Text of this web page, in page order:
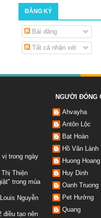
ĐĂNG KÝ
Bài đăng
Tất cả nhận xét
trong ngày
Thị Thiện
trong mùa
Nguyễn
điều tạo nên
NGƯỜI ĐÓNG
Ahvayha
Antôn Lộc
Bạt Hoàn
Hồ Văn Lành
Huong Hoang
Huy Dinh
Oanh Truong
Pet Hưởng
Quang